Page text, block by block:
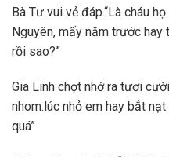
Bà Tư vui vẻ đáp.“Là cháu
Nguyên, mấy năm trước hay
rồi sao?”
Gia Linh chợt nhớ ra tươi
nhom.lúc nhỏ em hay bắt
quá”